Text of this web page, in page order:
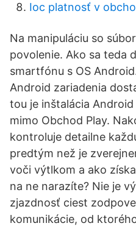
Ioc platnosť v
Na manipuláciu so
povolenie. Ako sa teda
smartfónu s OS
Android zariadenia
tou je inštalácia
mimo Obchod Play.
kontroluje detailne
predtým než je
voči výtlkom a ako
na ne narazíte? Nie je
zjazdnosť ciest
komunikácie, od